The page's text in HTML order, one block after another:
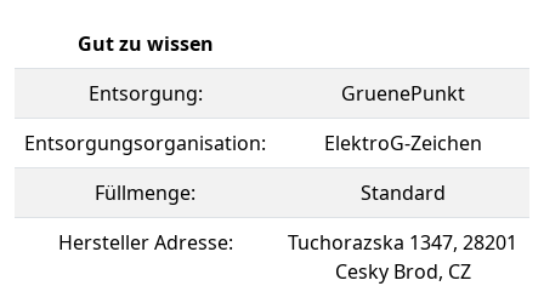
Gut zu wissen
Entsorgung:
GruenePunkt
Entsorgungsorganisation:
ElektroG-Zeichen
Füllmenge:
Standard
Hersteller Adresse:
Tuchorazska 1347, 28201
Cesky Brod, CZ